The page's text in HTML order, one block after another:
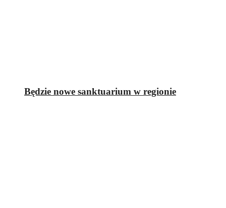
Będzie nowe sanktuarium w regionie